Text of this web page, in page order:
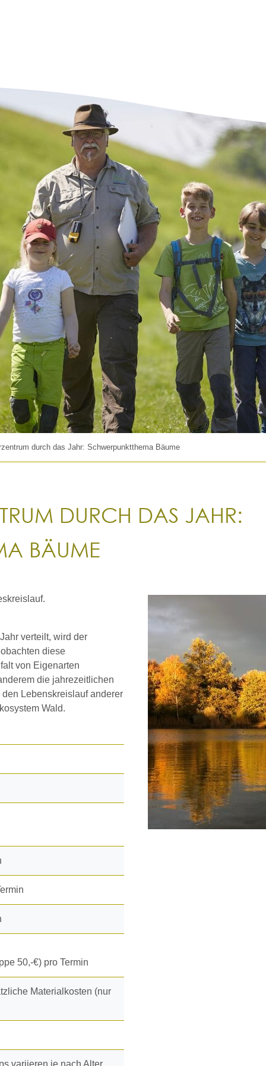
durch das Jahr: Schwerpunktthema Bäume
DURCH DAS JAHR:
BÄUME
verteilt, wird der
diese
von Eigenarten
die jahrezeitlichen
Lebenskreislauf anderer
Wald.
50,-€) pro Termin
Materialkosten (nur
variieren je nach Alter